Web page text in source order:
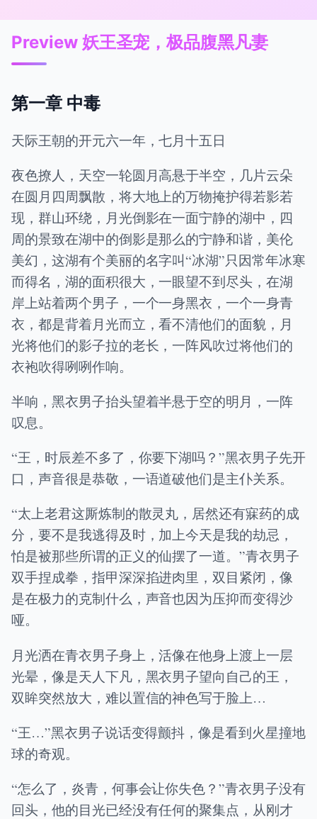
Preview 妖王圣宠，极品腹黑凡妻
第一章 中毒
天际王朝的开元六一年，七月十五日
夜色撩人，天空一轮圆月高悬于半空，几片云朵
在圆月四周飘散，将大地上的万物掩护得若影若
现，群山环绕，月光倒影在一面宁静的湖中，四
周的景致在湖中的倒影是那么的宁静和谐，美伦
美幻，这湖有个美丽的名字叫“冰湖”只因常年冰寒
而得名，湖的面积很大，一眼望不到尽头，在湖
岸上站着两个男子，一个一身黑衣，一个一身青
衣，都是背着月光而立，看不清他们的面貌，月
光将他们的影子拉的老长，一阵风吹过将他们的
衣袍吹得咧咧作响。
半响，黑衣男子抬头望着半悬于空的明月，一阵
叹息。
“王，时辰差不多了，你要下湖吗？”黑衣男子先开
口，声音很是恭敬，一语道破他们是主仆关系。
“太上老君这厮炼制的散灵丸，居然还有寐药的成
分，要不是我逃得及时，加上今天是我的劫忌，
怕是被那些所谓的正义的仙摆了一道。”青衣男子
双手捏成拳，指甲深深掐进肉里，双目紧闭，像
是在极力的克制什么，声音也因为压抑而变得沙
哑。
月光洒在青衣男子身上，活像在他身上渡上一层
光晕，像是天人下凡，黑衣男子望向自己的王，
双眸突然放大，难以置信的神色写于脸上…
“王…”黑衣男子说话变得颤抖，像是看到火星撞地
球的奇观。
“怎么了，炎青，何事会让你失色？”青衣男子没有
回头，他的目光已经没有任何的聚集点，从刚才